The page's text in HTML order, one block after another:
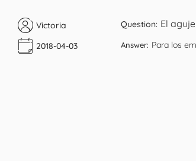
Victoria
2018-04-03
Question: El
Answer: Para los